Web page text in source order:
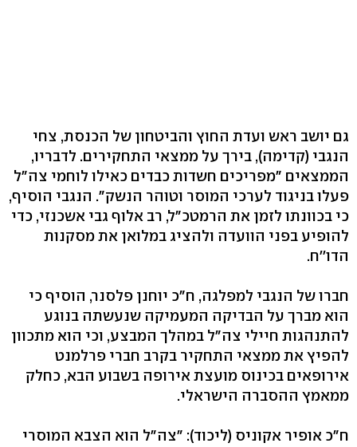
גם יושב ראש ועדת החוץ והביטחון של הכנסת, צחי
הנגבי (קדימה), בירך על ממצאי התחקירים. לדבריו,
הממצאים "מפריכים חשדות כבדים כאילו לוחמי צה"ל
פעלו בניגוד לערכי המוסר וטוהר הנשק". הנגבי הוסיף,
כי בכוונתו לזמן את הרמטכ"ל, רב אלוף גבי אשכנזי, כדי
להופיע בפני הוועדה ולהציג במלואן את מסקנות
הדו''ח.
חברו של הנגבי למפלגה, ח"כ יוחנן פלסנר, הוסיף כי
הוא מברך על הבדיקה המעמיקה שנעשתה בנוגע
להתנהגות חיילי צה"ל במהלך המבצע, וכי הוא מתכוון
להפיץ את ממצאי התחקיר בקרב חברי פרלמנט
אירופאים בכינוס מועצת אירופה בשבוע הבא, כחלק
ממאמץ ההסברה הישראלי.
ח"כ אופיר אקוניס (ליכוד): "צה"ל הוא הצבא המוסרי